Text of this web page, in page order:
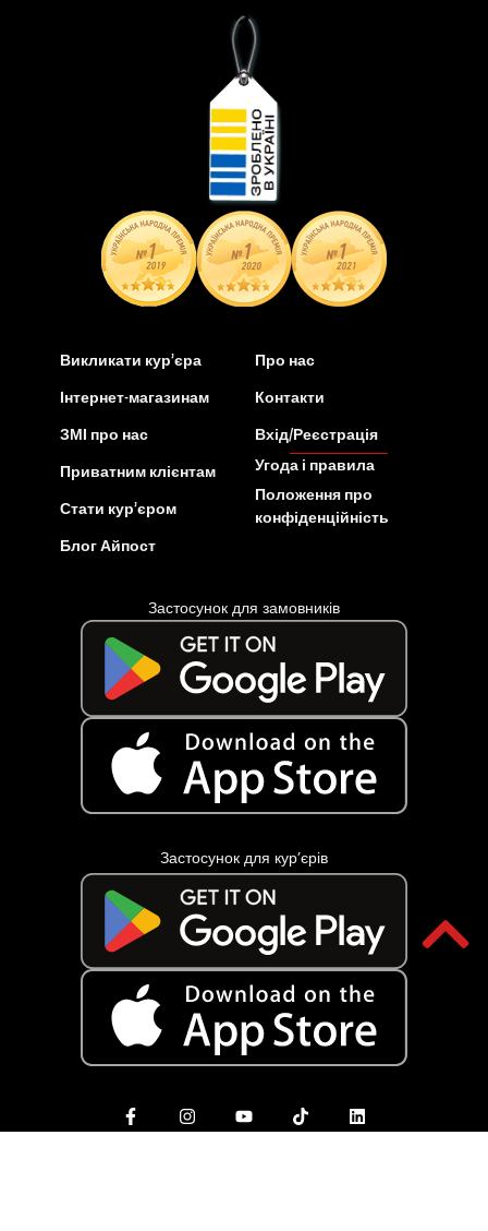
Викликати кур’єра
Інтернет-магазинам
ЗМІ про нас
Приватним клієнтам
Стати кур’єром
Блог Айпост
Про нас
Контакти
Вхід/Реєстрація
Угода і правила
Положення про
конфіденційність
Застосунок для замовників
Застосунок для кур’єрів